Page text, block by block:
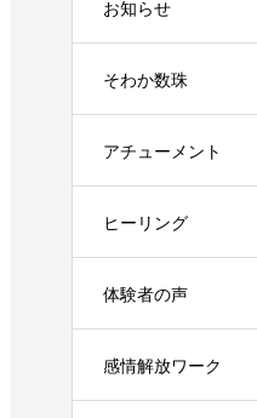
お知らせ
そわか数珠
アチューメント
ヒーリング
体験者の声
感情解放ワーク